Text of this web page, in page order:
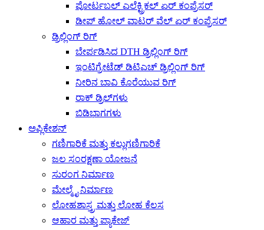
ಪೋರ್ಟಬಲ್ ಎಲೆಕ್ಟ್ರಿಕಲ್ ಏರ್ ಕಂಪ್ರೆಸರ್
ಡೀಪ್ ಹೋಲ್ ವಾಟರ್ ವೆಲ್ ಏರ್ ಕಂಪ್ರೆಸರ್
ಡ್ರಿಲ್ಲಿಂಗ್ ರಿಗ್
ಬೇರ್ಪಡಿಸಿದ DTH ಡ್ರಿಲ್ಲಿಂಗ್ ರಿಗ್
ಇಂಟಿಗ್ರೇಟೆಡ್ ಡಿಟಿಎಚ್ ಡ್ರಿಲ್ಲಿಂಗ್ ರಿಗ್
ನೀರಿನ ಬಾವಿ ಕೊರೆಯುವ ರಿಗ್
ರಾಕ್ ಡ್ರಿಲ್‌ಗಳು
ಬಿಡಿಭಾಗಗಳು
ಅಪ್ಲಿಕೇಶನ್
ಗಣಿಗಾರಿಕೆ ಮತ್ತು ಕಲ್ಲುಗಣಿಗಾರಿಕೆ
ಜಲ ಸಂರಕ್ಷಣಾ ಯೋಜನೆ
ಸುರಂಗ ನಿರ್ಮಾಣ
ಮೇಲ್ಮೈ ನಿರ್ಮಾಣ
ಲೋಹಶಾಸ್ತ್ರ ಮತ್ತು ಲೋಹ ಕೆಲಸ
ಆಹಾರ ಮತ್ತು ಪ್ಯಾಕೇಜ್